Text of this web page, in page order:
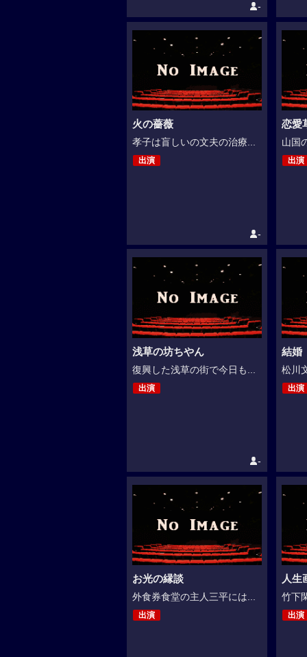
-
火の薔薇
孝子は盲しいの文夫の治療...
出演
-
恋愛
山国
出演
浅草の坊ちやん
復興した浅草の街で今日も...
出演
-
結婚
松川
出演
お光の縁談
外食券食堂の主人三平には...
出演
人生
竹下
出演